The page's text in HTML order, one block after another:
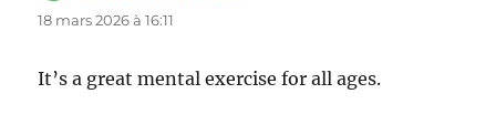
18 mars 2026 à 16:11
It’s a great mental exercise for all ages.